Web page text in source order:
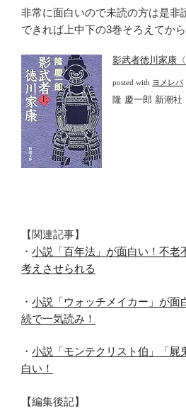
非常に面白いので未読の方は是非
できれば上中下の3巻そろえてか
影武者徳川家康
posted with ヨメレバ
隆 慶一郎 新潮社
【関連記事】
・ 小説「百年法」が面白い！不老
考えさせられる
・ 小説「ウォッチメイカー」が面
続で一気読み！
・ 小説「モンテクリスト伯」「屍
白い！
【編集後記】